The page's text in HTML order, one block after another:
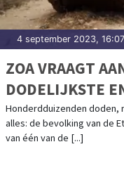
4 september 2023,
ZOA VRAAGT
DODELIJKSTE
CONFLICT VAN
Honderdduizenden doden,
alles: de bevolking van de
van één van de [...]